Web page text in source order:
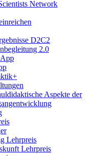
Network
D2C2
2.0
Aspekte der
Lehrpreis
Lehrpreis